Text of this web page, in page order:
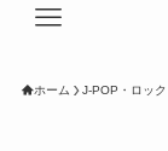
ホーム J-POP・ロック